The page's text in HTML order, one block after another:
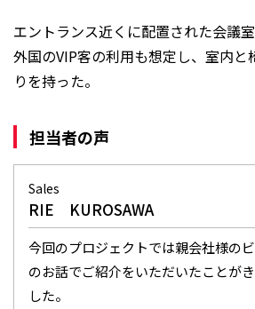
エントランス近くに配置された会議室
外国のVIP客の利用も想定し、室内と
りを持った。
担当者の声
Sales
RIE KUROSAWA
今回のプロジェクトでは親会社様の
のお話でご紹介をいただいたことが
した。